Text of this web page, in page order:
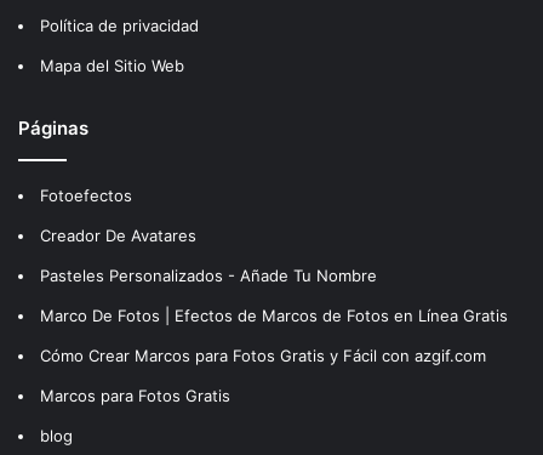
Política de privacidad
Mapa del Sitio Web
Páginas
Fotoefectos
Creador De Avatares
Pasteles Personalizados - Añade Tu Nombre
Marco De Fotos | Efectos de Marcos de Fotos en Línea Gratis
Cómo Crear Marcos para Fotos Gratis y Fácil con azgif.com
Marcos para Fotos Gratis
blog